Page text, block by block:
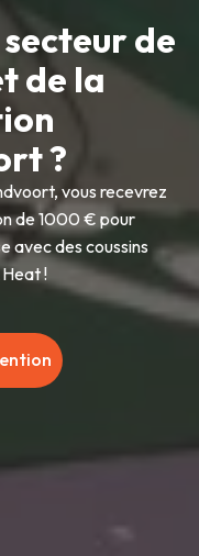
de
de la
?
vous recevrez
de 1000 € pour
avec des coussins
!